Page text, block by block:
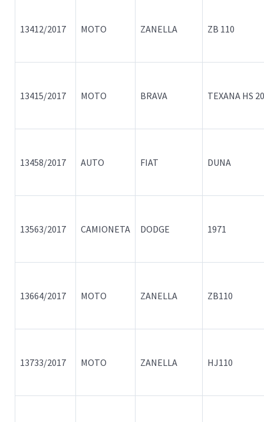
13412/2017 MOTO ZANELLA ZB 110
13415/2017 MOTO BRAVA TEXANA HS
13458/2017 AUTO FIAT DUNA
13563/2017 CAMIONETA DODGE 1971
13664/2017 MOTO ZANELLA ZB110
13733/2017 MOTO ZANELLA HJ110